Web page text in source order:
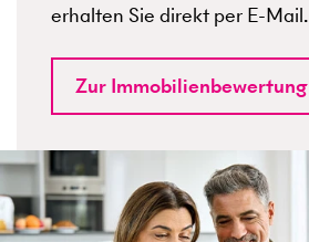
erhalten Sie direkt per E-Mail.
Zur Immobilienbewertung